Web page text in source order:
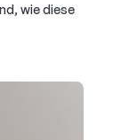
wie diese